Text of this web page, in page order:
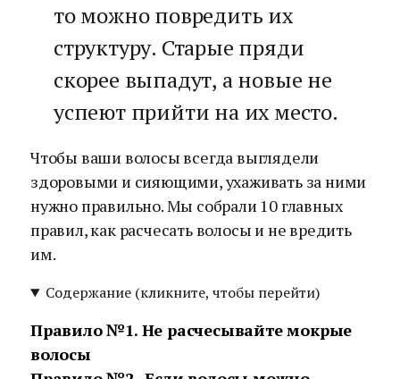
то можно повредить их
структуру. Старые пряди
скорее выпадут, а новые не
успеют прийти на их место.
Чтобы ваши волосы всегда выглядели
здоровыми и сияющими, ухаживать за ними
нужно правильно. Мы собрали 10 главных
правил, как расчесать волосы и не вредить
им.
Содержание (кликните, чтобы перейти)
Правило №1. Не расчесывайте мокрые
волосы